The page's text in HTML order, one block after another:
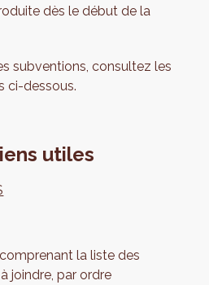
dès le début de la
subventions, consultez les
ci-dessous.
utiles
la liste des
joindre, par ordre